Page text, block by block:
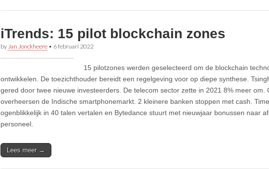
iTrends: 15 pilot blockchain zones
by Jan Jonckheere • 6 februari 2022
15 pilotzones werden geselecteerd om de blockchain
ontwikkelen. De toezichthouder bereidt een regelgeving voor op diepe synthese.
gered door twee nieuwe investeerders. De telecom sector zette in 2021 8% meer om.
overheersen de Indische smartphonemarkt. 2 kleinere banken stoppen met cash.
ogenblikkelijk in 40 talen vertalen en Bytedance stuurt met nieuwjaar bonussen naar
personeel.
Lees meer →